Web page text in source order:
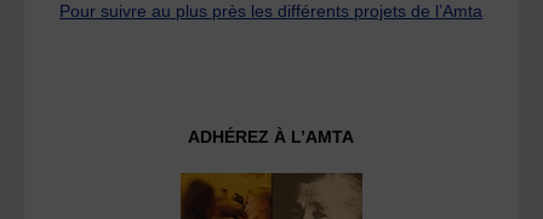
Pour suivre au plus près les différents projets de l’Amta
ADHÉREZ À L’AMTA